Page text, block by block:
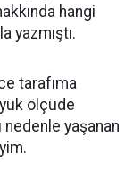
hangi
yazmıştı.
tarafıma
ölçüde
yaşanan